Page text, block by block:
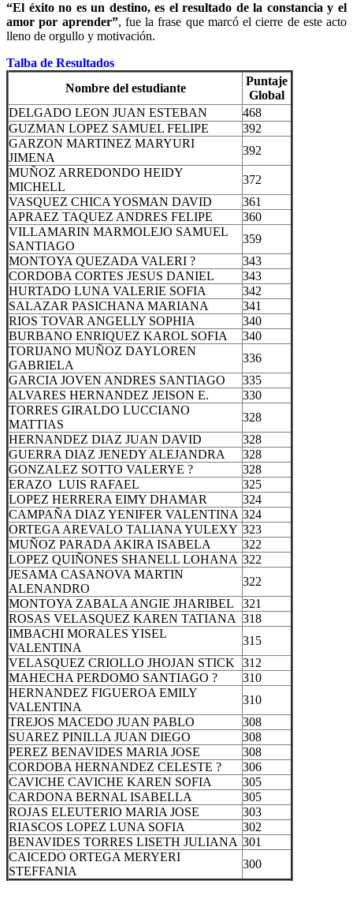
“El éxito no es un destino, es el resultado de la constancia y el
amor por aprender”, fue la frase que marcó el cierre de este acto
lleno de orgullo y motivación.
Talba de Resultados
Nombre del estudiante
Puntaje
Global
DELGADO LEON JUAN ESTEBAN
468
GUZMAN LOPEZ SAMUEL FELIPE
392
GARZON MARTINEZ MARYURI
JIMENA
392
MUÑOZ ARREDONDO HEIDY
MICHELL
372
VASQUEZ CHICA YOSMAN DAVID
361
APRAEZ TAQUEZ ANDRES FELIPE
360
VILLAMARIN MARMOLEJO SAMUEL
SANTIAGO
359
MONTOYA QUEZADA VALERI ?
343
CORDOBA CORTES JESUS DANIEL
343
HURTADO LUNA VALERIE SOFIA
342
SALAZAR PASICHANA MARIANA
341
RIOS TOVAR ANGELLY SOPHIA
340
BURBANO ENRIQUEZ KAROL SOFIA
340
TORIJANO MUÑOZ DAYLOREN
GABRIELA
336
GARCIA JOVEN ANDRES SANTIAGO
335
ALVARES HERNANDEZ JEISON E.
330
TORRES GIRALDO LUCCIANO
MATTIAS
328
HERNANDEZ DIAZ JUAN DAVID
328
GUERRA DIAZ JENEDY ALEJANDRA
328
GONZALEZ SOTTO VALERYE ?
328
ERAZO LUIS RAFAEL
325
LOPEZ HERRERA EIMY DHAMAR
324
CAMPAÑA DIAZ YENIFER VALENTINA 324
ORTEGA AREVALO TALIANA YULEXY 323
MUÑOZ PARADA AKIRA ISABELA
322
LOPEZ QUIÑONES SHANELL LOHANA 322
JESAMA CASANOVA MARTIN
ALENANDRO
322
MONTOYA ZABALA ANGIE JHARIBEL
321
ROSAS VELASQUEZ KAREN TATIANA 318
IMBACHI MORALES YISEL
VALENTINA
315
VELASQUEZ CRIOLLO JHOJAN STICK 312
MAHECHA PERDOMO SANTIAGO ?
310
HERNANDEZ FIGUEROA EMILY
VALENTINA
310
TREJOS MACEDO JUAN PABLO
308
SUAREZ PINILLA JUAN DIEGO
308
PEREZ BENAVIDES MARIA JOSE
308
CORDOBA HERNANDEZ CELESTE ?
306
CAVICHE CAVICHE KAREN SOFIA
305
CARDONA BERNAL ISABELLA
305
ROJAS ELEUTERIO MARIA JOSE
303
RIASCOS LOPEZ LUNA SOFIA
302
BENAVIDES TORRES LISETH JULIANA 301
CAICEDO ORTEGA MERYERI
STEFFANIA
300